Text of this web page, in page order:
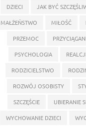
DZIECI
JAK BYĆ
MAŁŻEŃSTWO
MIŁOŚĆ
PRZEMOC
PSYCHOLOGIA
RODZICIELSTWO
ROZWÓJ OSOBISTY
SZCZĘŚCIE
UBIERANIE
WYCHOWANIE DZIECI